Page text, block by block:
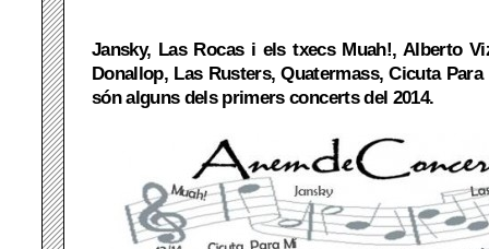
Jansky, Las Rocas i els txecs Muah!, Alberto
Donallop, Las Rusters, Quatermass, Cicuta
són alguns dels primers concerts del 2014.